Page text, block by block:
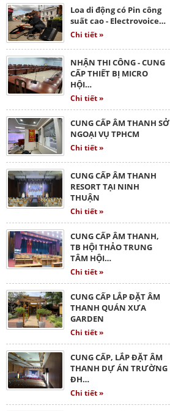
Loa di động có Pin công
suất cao - Electrovoice…
Chi tiết »
NHẬN THI CÔNG - CUNG
CẤP THIẾT BỊ MICRO
HỘI…
Chi tiết »
CUNG CẤP ÂM THANH SỞ
NGOẠI VỤ TPHCM
Chi tiết »
CUNG CẤP ÂM THANH
RESORT TẠI NINH
THUẬN
Chi tiết »
CUNG CẤP ÂM THANH,
TB HỘI THẢO TRUNG
TÂM HỘI…
Chi tiết »
CUNG CẤP LẮP ĐẶT ÂM
THANH QUÁN XƯA
GARDEN
Chi tiết »
CUNG CẤP, LẮP ĐẶT ÂM
THANH DỰ ÁN TRƯỜNG
ĐH…
Chi tiết »